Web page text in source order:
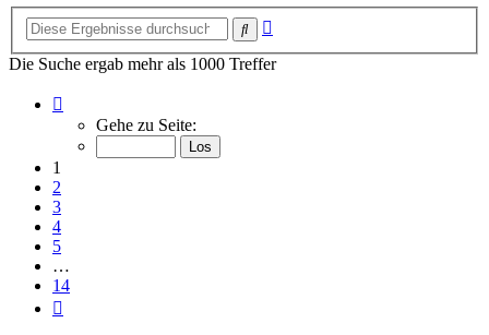
Suche
Die Suche ergab mehr als 1000 Treffer
von
Gehe zu Seite:
1
2
3
4
5
…
14